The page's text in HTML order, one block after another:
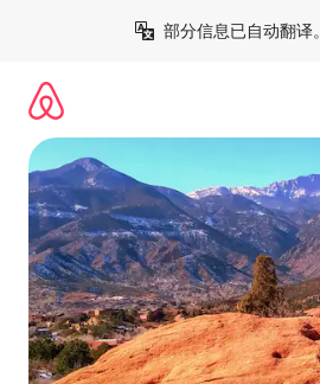
部分信息已自动翻译。